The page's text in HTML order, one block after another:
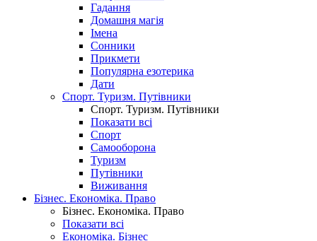
Гадання
Домашня магія
Імена
Сонники
Прикмети
Популярна езотерика
Дати
Спорт. Туризм. Путівники
Спорт. Туризм. Путівники
Показати всі
Спорт
Самооборона
Туризм
Путівники
Виживання
Бізнес. Економіка. Право
Бізнес. Економіка. Право
Показати всі
Економіка. Бізнес